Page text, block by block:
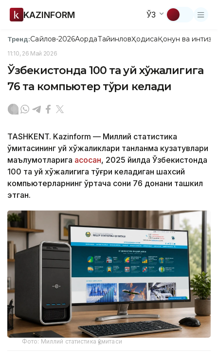
KAZINFORM ЎЗ
Тренд:Сайлов-2026АқордаТайинловҲодисаҚонун ва
11:10, 26 Май 2026
Ўзбекистонда 100 та уй хўжалигига
76 та компьютер тўғри келади
TASHKENT. Kazinform — Миллий статистика
қўмитасининг уй хўжаликлари танланма кузатувлари
маълумотларига асосан, 2025 йилда Ўзбекистонда
100 та уй хўжалигига тўғри келадиган шахсий
компьютерларнинг ўртача сони 76 донани ташкил
этган.
Фото: Миллий статистика қўмитаси